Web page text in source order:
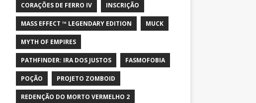
CORAÇÕES DE FERRO IV INSCRIÇÃO
MASS EFFECT ™ LEGENDARY EDITION MUCK
MYTH OF EMPIRES
PATHFINDER: IRA DOS JUSTOS FASMOFOBIA
POÇÃO PROJETO ZOMBOID
REDENÇÃO DO MORTO VERMELHO 2